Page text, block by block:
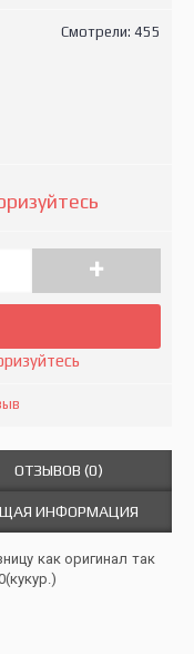
Смотрели: 455
+
ОТЗЫВОВ (0)
ИНФОРМАЦИЯ
как оригинал так